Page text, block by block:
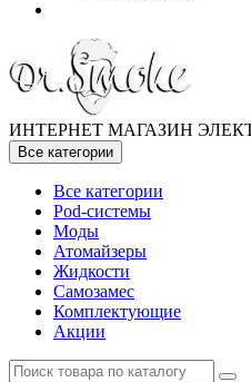
ИНТЕРНЕТ МАГАЗИН
Все категории
Все категории
Pod-системы
Моды
Атомайзеры
Жидкости
Самозамес
Комплектующие
Акции